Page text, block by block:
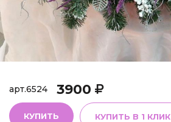
арт.6524 3900
КУПИТЬ КУПИТЬ В 1 КЛИК